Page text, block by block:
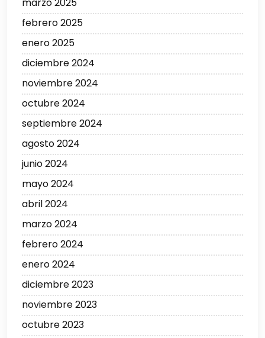
marzo 2025
febrero 2025
enero 2025
diciembre 2024
noviembre 2024
octubre 2024
septiembre 2024
agosto 2024
junio 2024
mayo 2024
abril 2024
marzo 2024
febrero 2024
enero 2024
diciembre 2023
noviembre 2023
octubre 2023